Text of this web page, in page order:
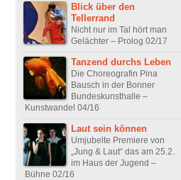
Blick über den
Tellerrand
Nicht nur im Tal hört man
Gelächter – Prolog 02/17
Tanzend durchs Leben
Die Choreografin Pina
Bausch in der Bonner
Bundeskunsthalle –
Kunstwandel 04/16
Laut sein können
Umjubelte Premiere von
„Jung & Laut“ das am 25.2.
im Haus der Jugend –
Bühne 02/16